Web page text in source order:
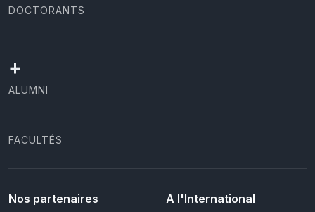
DOCTORANTS
+
ALUMNI
FACULTÉS
Nos partenaires A l'International